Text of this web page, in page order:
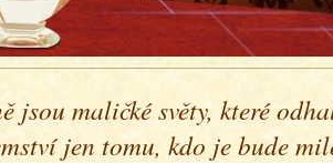
jsou maličké světy, které
jen tomu, kdo je bude